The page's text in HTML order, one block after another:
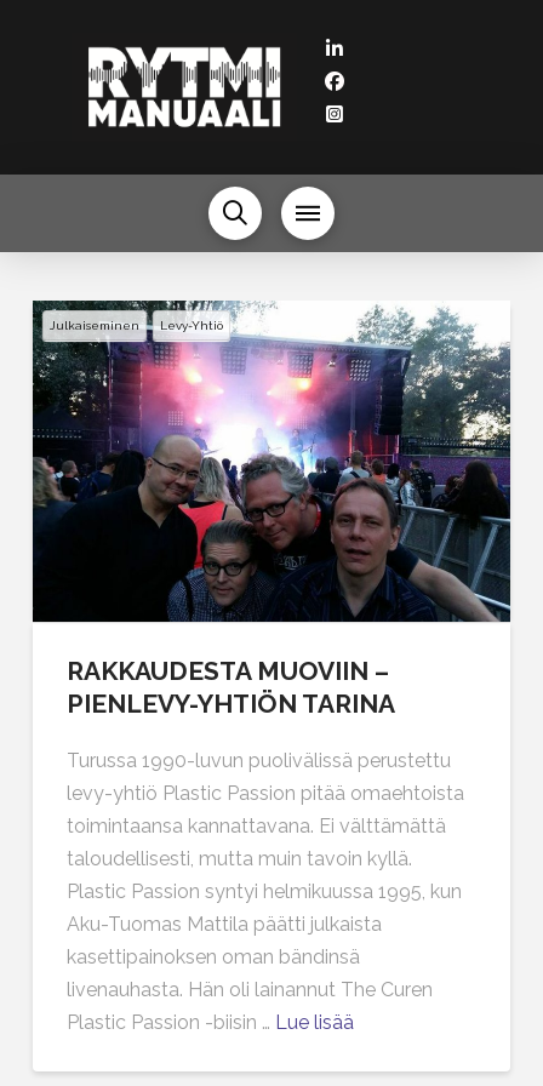
RAKKAUDESTA MUOVIIN –
PIENLEVY-YHTIÖN TARINA
Turussa 1990-luvun puolivälissä perustettu
levy-yhtiö Plastic Passion pitää omaehtoista
toimintaansa kannattavana. Ei välttämättä
taloudellisesti, mutta muin tavoin kyllä.
Plastic Passion syntyi helmikuussa 1995, kun
Aku-Tuomas Mattila päätti julkaista
kasettipainoksen oman bändinsä
livenauhasta. Hän oli lainannut The Curen
Plastic Passion -biisin … Lue lisää
Julkaiseminen Levy-Yhtiö